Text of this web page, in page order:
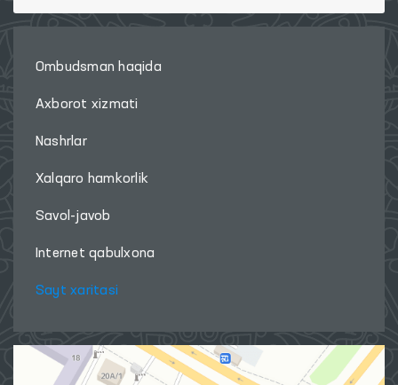
Ombudsman haqida
Axborot xizmati
Nashrlar
Xalqaro hamkorlik
Savol-javob
Internet qabulxona
Sayt xaritasi